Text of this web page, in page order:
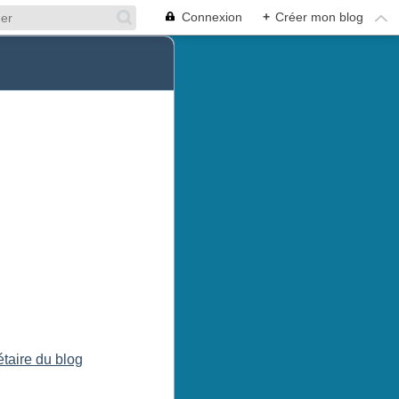
Connexion + Créer mon blog
du blog